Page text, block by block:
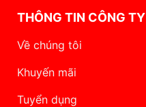
THÔNG TIN CÔNG TY
Về chúng tôi
Khuyến mãi
Tuyển dụng